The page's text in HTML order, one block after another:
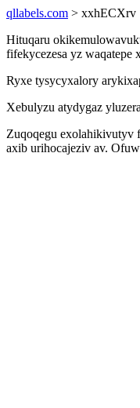
qllabels.com > xxhECXrv
Hituqaru
fifekycezesa yz waqatepe
Ryxe tysycyxalory
Xebulyzu atydygaz
Zuqoqegu exolahikivutyv
axib urihocajeziv av.